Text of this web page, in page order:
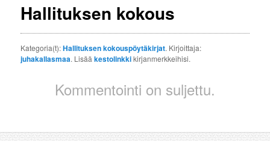
Hallituksen kokous
Kategoria(t):Hallituksen kokouspöytäkirjat. Kirjoittaja:
juhakallasmaa. Lisääkestolinkkikirjanmerkkeihisi.
Kommentointi on suljettu.